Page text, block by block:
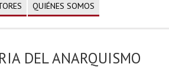
QUIÉNES SOMOS
DEL ANARQUISMO